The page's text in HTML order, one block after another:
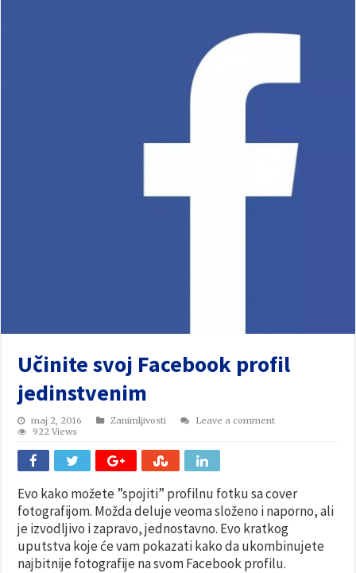
Učinite svoj Facebook profil
jedinstvenim
maj 2, 2016 Zanimljivosti
Leave a comment
922 Views
Evo kako možete ”spojiti” profilnu fotku sa cover
fotografijom. Možda deluje veoma složeno i naporno, ali
je izvodljivo i zapravo, jednostavno. Evo kratkog
uputstva koje će vam pokazati kako da ukombinujete
najbitnije fotografije na svom Facebook profilu.